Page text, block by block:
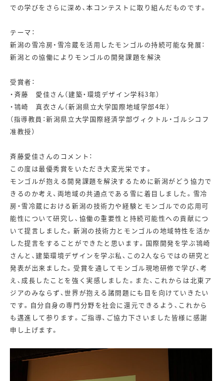
での学びをさらに深め、本コンテストに取り組んだものです。
テーマ：
新潟の雪冷房・雪冷蔵を活用したモンゴルの持続可能な発展：
新潟との協働によりモンゴルの開発課題を解決
受賞者：
・斉藤 愛佳さん（建築・環境デザイン学科3年）
・鴇崎 真衣さん（新潟県立大学国際地域学部4年）
（指導教員：新潟県立大学国際経済学部ヴィクトル・ゴルシコフ
准教授）
斉藤愛佳さんのコメント：
この度は最優秀賞をいただき大変光栄です。
モンゴルが抱える開発課題を解決するために新潟がどう協力で
きるのか考え、両地域の共通点である雪に着目しました。雪冷
房・雪冷蔵における新潟の技術力や経験とモンゴルでの応用可
能性について研究し、協働の重要性と持続可能性への貢献につ
いて提言しました。新潟の技術力とモンゴルの地域特性を活か
した提言をすることができたと思います。国際開発を学ぶ鴇崎
さんと、建築環境デザインを学ぶ私、この2人ならではの研究と
発表が出来ました。受賞を通してモンゴル現地研修で学び、考
え、成長したことを強く実感しました。また、これからは北東ア
ジアのみならず、世界が抱える諸問題にも目を向けていきたい
です。自分自身の専門分野を社会に還元できるよう、これから
も邁進して参ります。ご指導、ご協力下さいました皆様に感謝
申し上げます。